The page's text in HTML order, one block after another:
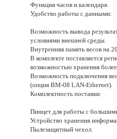
Функция часов и календаря.
Удобство работы с данными:
Возможность вывода
условиями внешней среды.
Внутренняя память весов на
В комплекте поставляется
возможностью хранения
Возможность подключения
(опция BM-08 LAN-Ethernet).
Комплектность поставки:
Пинцет для работы с
Устройство хранения
Пылезащитный чехол.